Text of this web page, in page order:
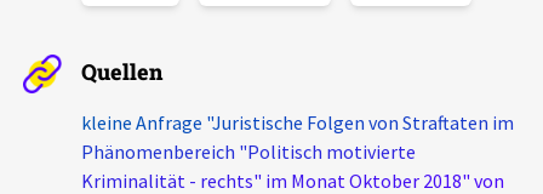
Veranstaltungen
Pressemitteilungen
Podcasts
Kontakt
Quellen
kleine Anfrage "Juristische Folgen von Straftaten im
Phänomenbereich "Politisch motivierte
Kriminalität - rechts" im Monat Oktober 2018" von